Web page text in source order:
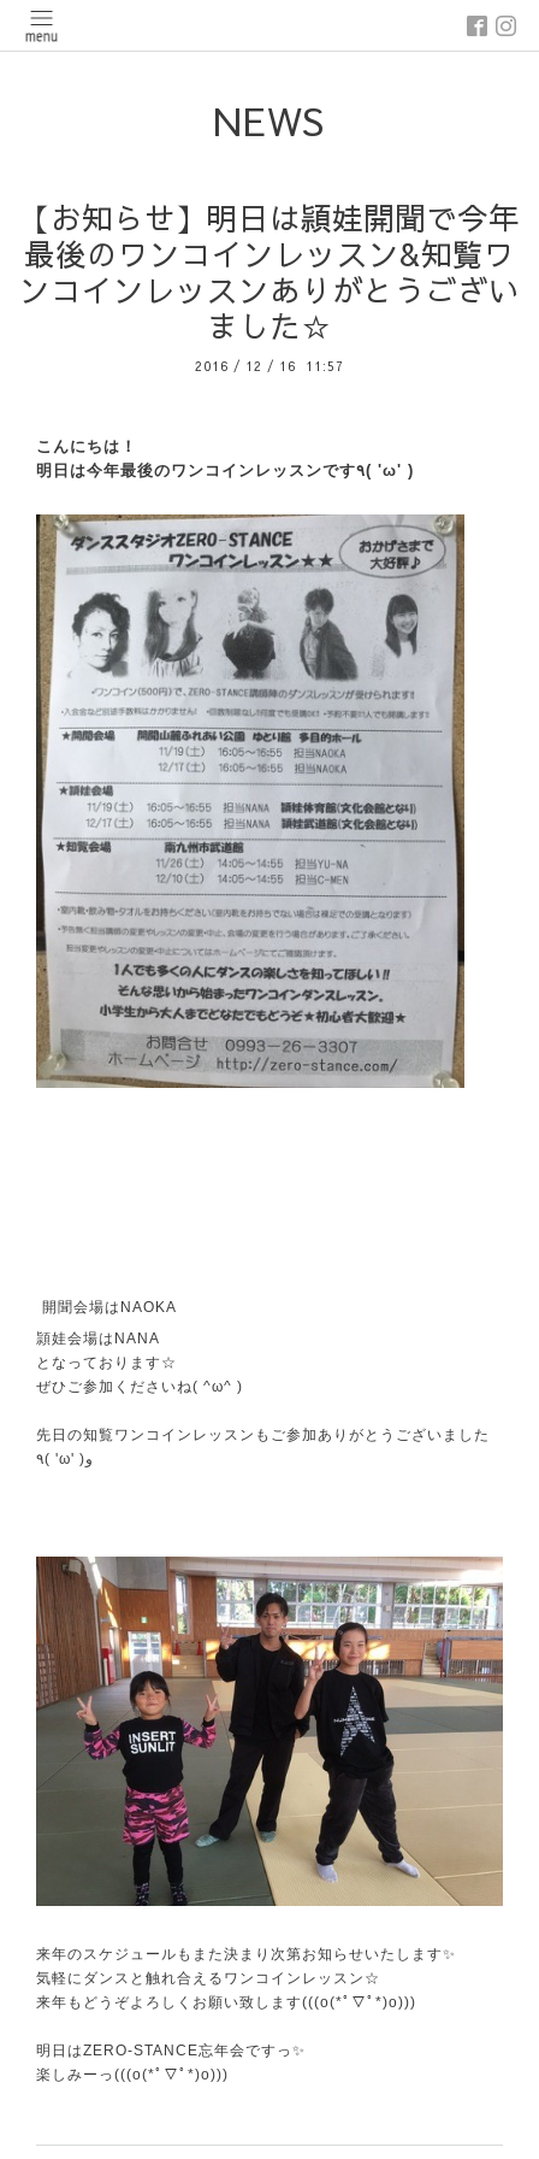
NEWS
【お知らせ】明日は頴娃開聞で今年
最後のワンコインレッスン&知覧ワ
ンコインレッスンありがとうござい
ました☆
2016 / 12 / 16 11:57
こんにちは！
明日は今年最後のワンコインレッスンです٩( 'ω' )
開聞会場はNAOKA
頴娃会場はNANA
となっております☆
ぜひご参加くださいね( ^ω^ )
先日の知覧ワンコインレッスンもご参加ありがとうございました
٩( 'ω' )و
来年のスケジュールもまた決まり次第お知らせいたします✨
気軽にダンスと触れ合えるワンコインレッスン☆
来年もどうぞよろしくお願い致します(((o(*ﾟ▽ﾟ*)o)))
明日はZERO-STANCE忘年会ですっ✨
楽しみーっ(((o(*ﾟ▽ﾟ*)o)))